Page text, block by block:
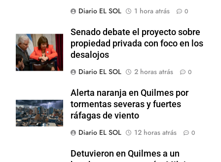
Diario EL SOL
1 hora atrás 0
Senado debate el proyecto sobre
propiedad privada con foco en los
desalojos
Diario EL SOL
2 horas atrás 0
Alerta naranja en Quilmes por
tormentas severas y fuertes
ráfagas de viento
Diario EL SOL
12 horas atrás 0
Detuvieron en Quilmes a un